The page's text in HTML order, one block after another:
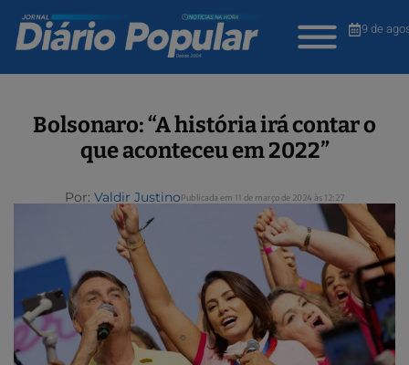
9 de
Bolsonaro: “A história irá contar o
que aconteceu em 2022”
Por: Valdir JustinoPublicada em 11 de março de 2024 às 12:27